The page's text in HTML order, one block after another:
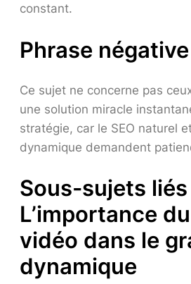
constant.
Phrase négative
Ce sujet ne concerne pas
une solution miracle
stratégie, car le SEO naturel
dynamique demandent
Sous-sujets liés
L’importance
vidéo dans le
dynamique